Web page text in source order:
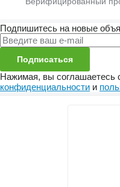
Подпишитесь на новые
Подписаться
Нажимая, вы соглашаетесь
конфиденциальности и